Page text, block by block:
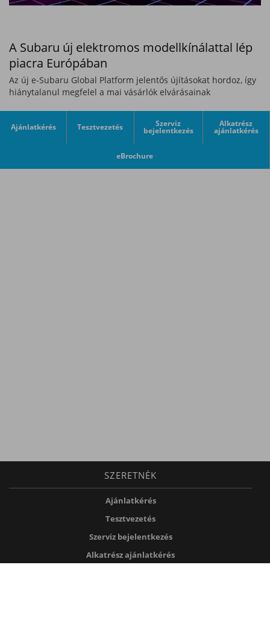
A Subaru új elektromos modellkínálattal lép
piacra Európában
Az új e-Subaru Global Platform jelentős újításokat hordoz, így
hiánytalanul megfelel a mai vásárlók elvárásainak
Ajánlatkérés Tesztvezetés Szerviz
bejelentkezés
Alkatrész
ajánlatkérés
eBrochure
SZERETNÉK
Ajánlatkérés
Tesztvezetés
Szerviz bejelentkezés
Alkatrész ajánlatkérés